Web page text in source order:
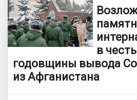
в
годовщины вывода
из Афганистана